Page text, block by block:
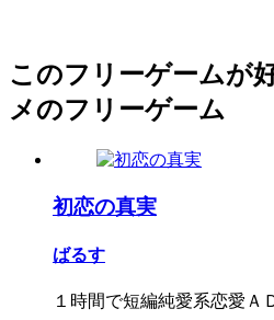
このフリーゲームが
メのフリーゲーム
初恋の真実
ばるす
１時間で短編純愛系恋愛Ａ